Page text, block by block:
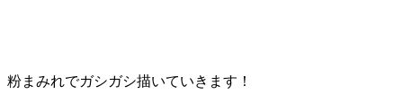
粉まみれでガシガシ描いていきます！